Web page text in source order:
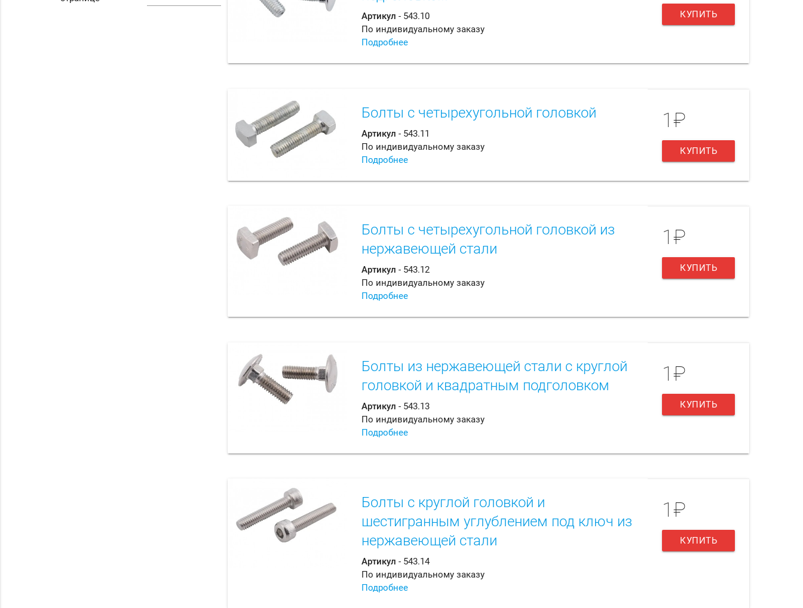
Артикул - 543.10
По индивидуальному заказу
Подробнее
КУПИТЬ
Болты с четырехугольной головкой
Артикул - 543.11
По индивидуальному заказу
Подробнее
1₽
КУПИТЬ
Болты с четырехугольной головкой из
нержавеющей стали
Артикул - 543.12
По индивидуальному заказу
Подробнее
1₽
КУПИТЬ
Болты из нержавеющей стали с круглой
головкой и квадратным подголовком
Артикул - 543.13
По индивидуальному заказу
Подробнее
1₽
КУПИТЬ
Болты с круглой головкой и
шестигранным углублением под ключ из
нержавеющей стали
Артикул - 543.14
По индивидуальному заказу
Подробнее
1₽
КУПИТЬ